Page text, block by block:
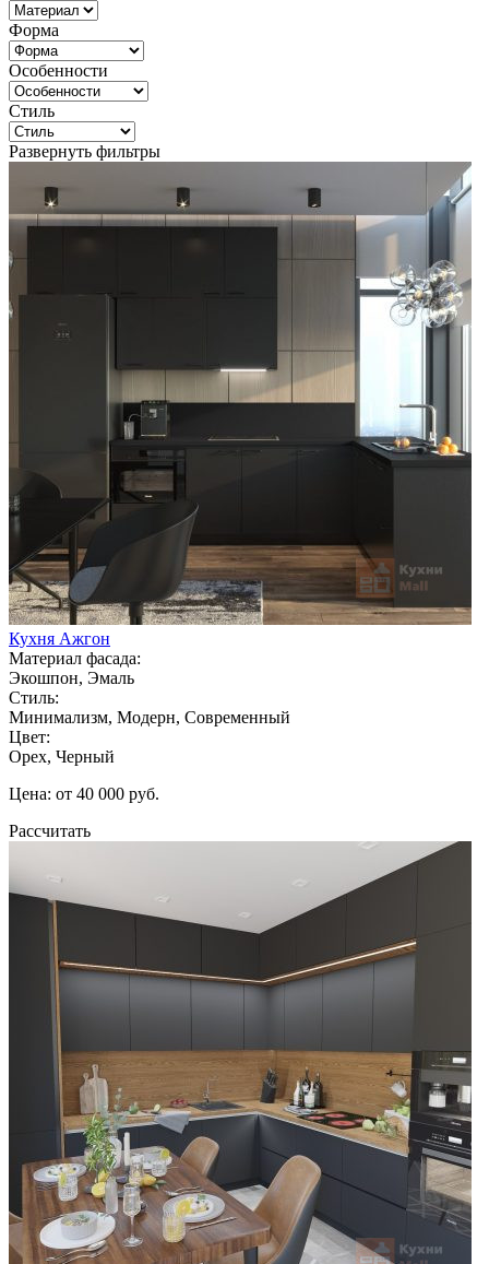
Форма
Особенности
Стиль
Развернуть фильтры
Кухня Ажгон
Материал фасада:
Экошпон, Эмаль
Стиль:
Минимализм, Модерн, Современный
Цвет:
Орех, Черный
Цена: от 40 000 руб.
Рассчитать